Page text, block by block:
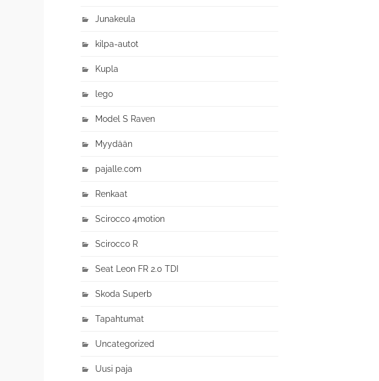
Junakeula
kilpa-autot
Kupla
lego
Model S Raven
Myydään
pajalle.com
Renkaat
Scirocco 4motion
Scirocco R
Seat Leon FR 2.0 TDI
Skoda Superb
Tapahtumat
Uncategorized
Uusi paja